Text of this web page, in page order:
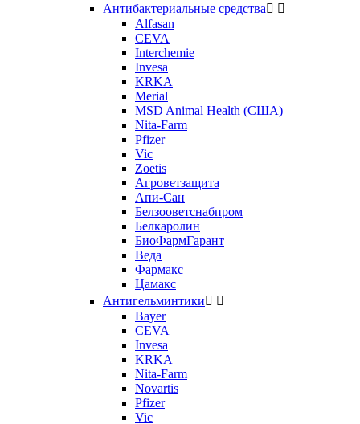
Антибактериальные средства 
Alfasan
CEVA
Interchemіe
Invesa
KRKA
Merial
MSD Animal Health (США)
Nita-Farm
Pfizer
Vic
Zoetis
Агроветзащита
Апи-Сан
Белзооветснабпром
Белкаролин
БиоФармГарант
Веда
Фармакс
Цамакс
Антигельминтики 
Bayer
CEVA
Invesa
KRKA
Nita-Farm
Novartis
Pfizer
Vic